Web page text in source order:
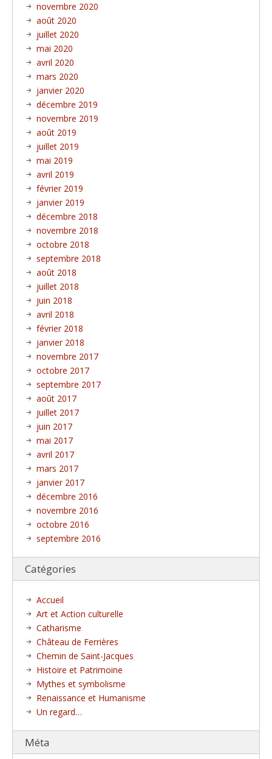
novembre 2020
août 2020
juillet 2020
mai 2020
avril 2020
mars 2020
janvier 2020
décembre 2019
novembre 2019
août 2019
juillet 2019
mai 2019
avril 2019
février 2019
janvier 2019
décembre 2018
novembre 2018
octobre 2018
septembre 2018
août 2018
juillet 2018
juin 2018
avril 2018
février 2018
janvier 2018
novembre 2017
octobre 2017
septembre 2017
août 2017
juillet 2017
juin 2017
mai 2017
avril 2017
mars 2017
janvier 2017
décembre 2016
novembre 2016
octobre 2016
septembre 2016
Catégories
Accueil
Art et Action culturelle
Catharisme
Château de Ferrières
Chemin de Saint-Jacques
Histoire et Patrimoine
Mythes et symbolisme
Renaissance et Humanisme
Un regard…
Méta